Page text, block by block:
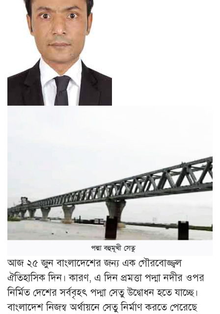
আজ ২৫ জুন বাংলাদেশের জন্য এক গৌরবোজ্জ্বল
ঐতিহাসিক দিন। কারণ, এ দিন প্রমত্তা পদ্মা নদীর ওপর
নির্মিত দেশের সর্ববৃহৎ পদ্মা সেতু উদ্বোধন হতে যাচ্ছে।
বাংলাদেশ নিজস্ব অর্থায়নে সেতু নির্মাণ করতে পেরেছে